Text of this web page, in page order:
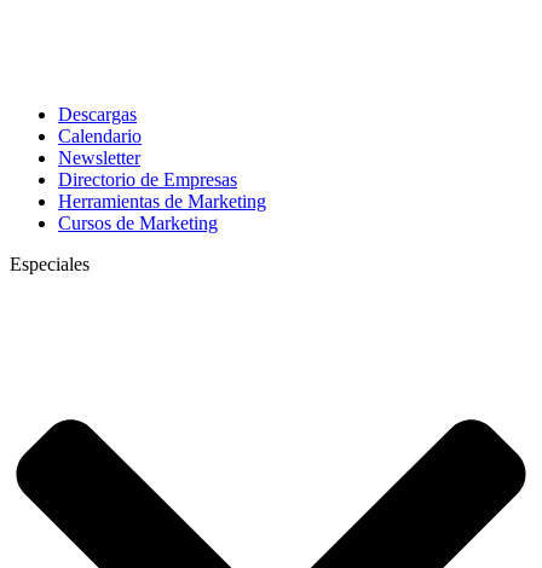
Descargas
Calendario
Newsletter
Directorio de Empresas
Herramientas de Marketing
Cursos de Marketing
Especiales